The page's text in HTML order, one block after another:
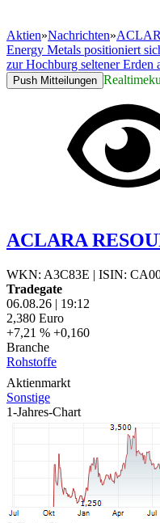
Aktien»Nachrichten»
Energy Metals positioniert
zur Hochburg seltener Erden
Push Mitteilungen
ACLARA
WKN: A3C83E | ISIN:
Tradegate
06.08.26 | 19:12
2,380 Euro
+7,21 % +0,160
Branche
Rohstoffe
Aktienmarkt
Sonstige
1-Jahres-Chart